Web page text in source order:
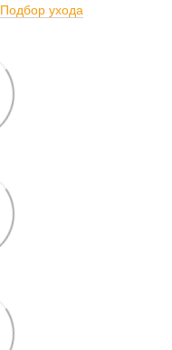
Подбор ухода